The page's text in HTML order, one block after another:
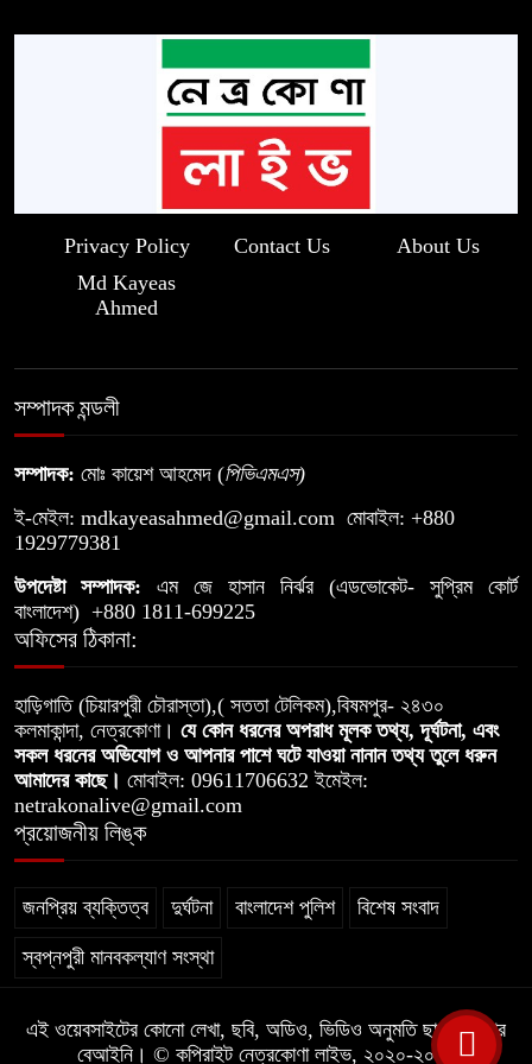
Privacy Policy Contact Us
About Us
Md Kayeas
Ahmed
সম্পাদক মন্ডলী
সম্পাদক: মোঃ কায়েশ আহমেদ (পিভিএমএস)
ই-মেইল: mdkayeasahmed@gmail.com মোবাইল: +880
1929779381
উপদেষ্টা সম্পাদক: এম জে হাসান নির্ঝর (এডভোকেট- সুপ্রিম কোর্ট
বাংলাদেশ) +880 1811-699225
অফিসের ঠিকানা:
হাড়িগাতি (চিয়ারপুরী চৌরাস্তা),( সততা টেলিকম),বিষমপুর- ২৪৩০
কলমাকান্দা, নেত্রকোণা। যে কোন ধরনের অপরাধ মূলক তথ্য, দূর্ঘটনা, এবং
সকল ধরনের অভিযোগ ও আপনার পাশে ঘটে যাওয়া নানান তথ্য তুলে ধরুন
আমাদের কাছে। মোবাইল: 09611706632 ইমেইল:
netrakonalive@gmail.com
প্রয়োজনীয় লিঙ্ক
জনপ্রিয় ব্যক্তিত্ব দুর্ঘটনা বাংলাদেশ পুলিশ বিশেষ সংবাদ
স্বপ্নপুরী মানবকল্যাণ সংস্থা
এই ওয়েবসাইটের কোনো লেখা, ছবি, অডিও, ভিডিও অনুমতি ছাড়া ব্যবহার
বেআইনি। © কপিরাইট নেত্রকোণা লাইভ, ২০২০-২০২৫